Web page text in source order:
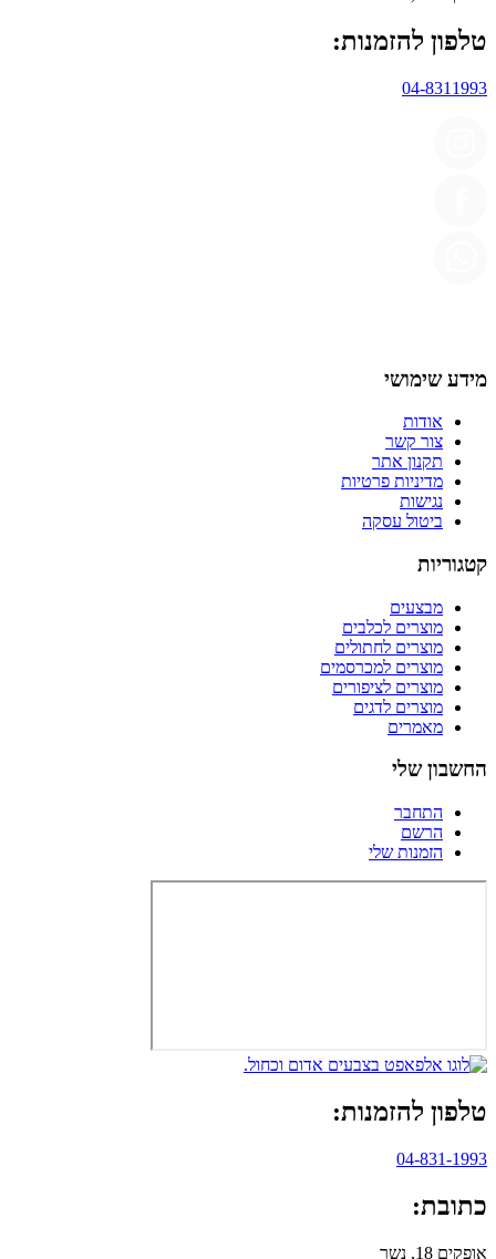
טלפון להזמנות:
04-8311993
מידע שימושי
אודות
צור קשר
תקנון אתר
מדיניות פרטיות
נגישות
ביטול עסקה
קטגוריות
מבצעים
מוצרים לכלבים
מוצרים לחתולים
מוצרים למכרסמים
מוצרים לציפורים
מוצרים לדגים
מאמרים
החשבון שלי
התחבר
הרשם
הזמנות שלי
טלפון להזמנות:
04-831-1993
כתובת:
אופקים 18, נשר